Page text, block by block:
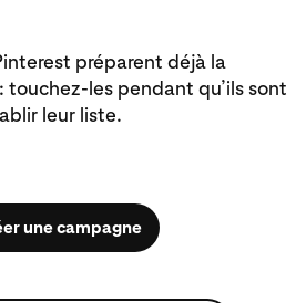
préparent déjà la
touchez-les pendant qu’ils sont
leur liste.
une campagne